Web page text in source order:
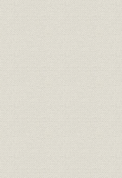
2. ペーパーダイエット
3. 文化施設
4. 社内レストラン
5. ビル管理
第2章 HOPEシステム
第1節 フレンズ後継構築へ
1. システム計画室が発足
2. 画像システムの開発
3. フレンズが幕閉じる